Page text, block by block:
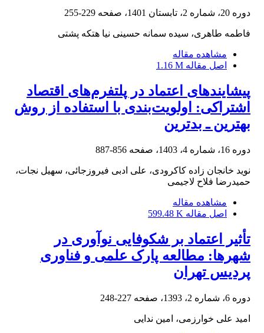
دوره 20، شماره 2، تابستان 1401، صفحه 229-255
فاطمه طاهری، سیده سمانه حسینی نیا هتکه پشتی
مشاهده مقاله
اصل مقاله 1.16 M
پیشایندهای اعتماد در پلتفرم‌های اقتصاد
اشتراکی: اولویت‌بندی با استفاده از روش
بهترین ـ بدترین
دوره 16، شماره 4، 1403، صفحه 856-887
نوید خانجان زاده کاکرودی، علی ادبی فیروزجائی، سهیل نجات،
حمیدرضا فلاح لاجیمی
مشاهده مقاله
اصل مقاله 599.48 K
تأثیر اعتماد بر شکوفایی نوآوری در
شهرها: مطالعه پارک علمی و فناوری
پردیس تهران
دوره 6، شماره 2، 1393، صفحه 227-248
امید علی خوارزمی، امین ندایی